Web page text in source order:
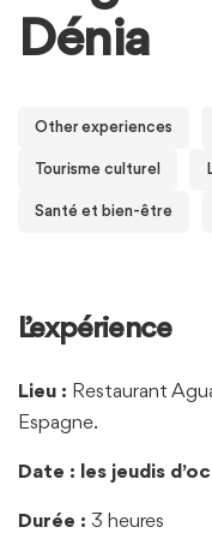
Dénia
Other experiences
Tourisme culturel
Santé et bien-être
L’expérience
Lieu : Restaurant
Espagne.
Date : les jeudis
Durée : 3 heures